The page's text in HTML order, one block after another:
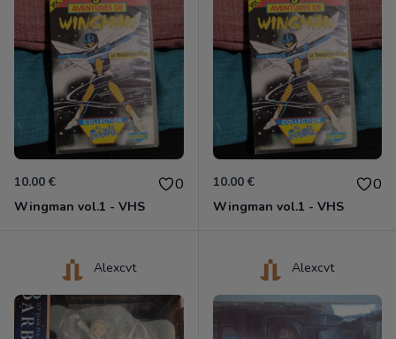
10.00 € 0
Wingman vol.1 - VHS
10.00 € 0
Wingman vol.1 - VHS
Alexcvt Alexcvt